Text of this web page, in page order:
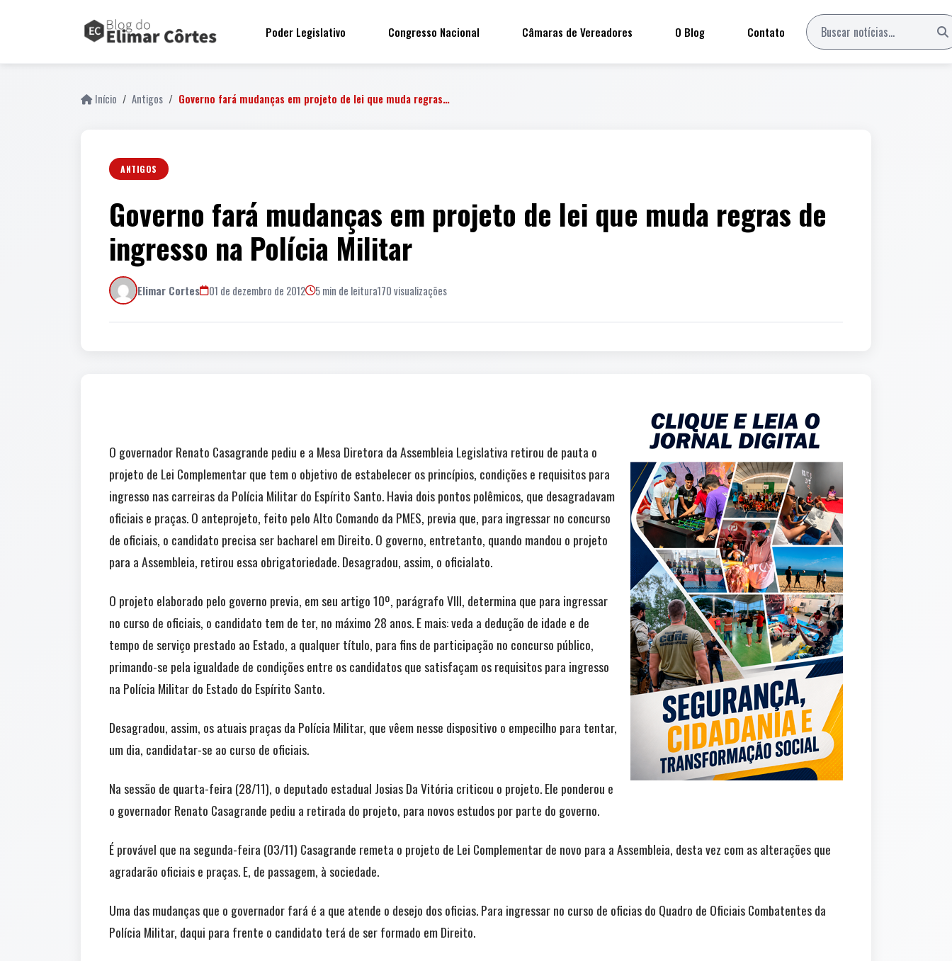
Poder Legislativo Congresso Nacional Câmaras de Vereadores O Blog Contato
Início Antigos Governo fará mudanças em projeto de lei que muda regras…
ANTIGOS
Governo fará mudanças em projeto de lei que muda regras de
ingresso na Polícia Militar
Elimar Cortes 01 de dezembro de 2012 5 min de leitura170 visualizações
O governador Renato Casagrande pediu e a Mesa Diretora da Assembleia Legislativa retirou de pauta o
projeto de Lei Complementar que tem o objetivo de estabelecer os princípios, condições e requisitos para
ingresso nas carreiras da Polícia Militar do Espírito Santo. Havia dois pontos polêmicos, que desagradavam
oficiais e praças. O anteprojeto, feito pelo Alto Comando da PMES, previa que, para ingressar no concurso
de oficiais, o candidato precisa ser bacharel em Direito. O governo, entretanto, quando mandou o projeto
para a Assembleia, retirou essa obrigatoriedade. Desagradou, assim, o oficialato.
O projeto elaborado pelo governo previa, em seu artigo 10º, parágrafo VIII, determina que para ingressar
no curso de oficiais, o candidato tem de ter, no máximo 28 anos. E mais: veda a dedução de idade e de
tempo de serviço prestado ao Estado, a qualquer título, para fins de participação no concurso público,
primando-se pela igualdade de condições entre os candidatos que satisfaçam os requisitos para ingresso
na Polícia Militar do Estado do Espírito Santo.
Desagradou, assim, os atuais praças da Polícia Militar, que vêem nesse dispositivo o empecilho para tentar,
um dia, candidatar-se ao curso de oficiais.
Na sessão de quarta-feira (28/11), o deputado estadual Josias Da Vitória criticou o projeto. Ele ponderou e
o governador Renato Casagrande pediu a retirada do projeto, para novos estudos por parte do governo.
É provável que na segunda-feira (03/11) Casagrande remeta o projeto de Lei Complementar de novo para a Assembleia, desta vez com as alterações que
agradarão oficiais e praças. E, de passagem, à sociedade.
Uma das mudanças que o governador fará é a que atende o desejo dos oficias. Para ingressar no curso de oficias do Quadro de Oficiais Combatentes da
Polícia Militar, daqui para frente o candidato terá de ser formado em Direito.